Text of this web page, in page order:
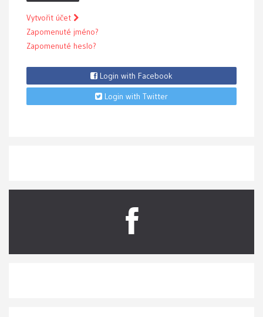
Vytvořit účet
Zapomenuté jméno?
Zapomenuté heslo?
Login with Facebook
Login with Twitter